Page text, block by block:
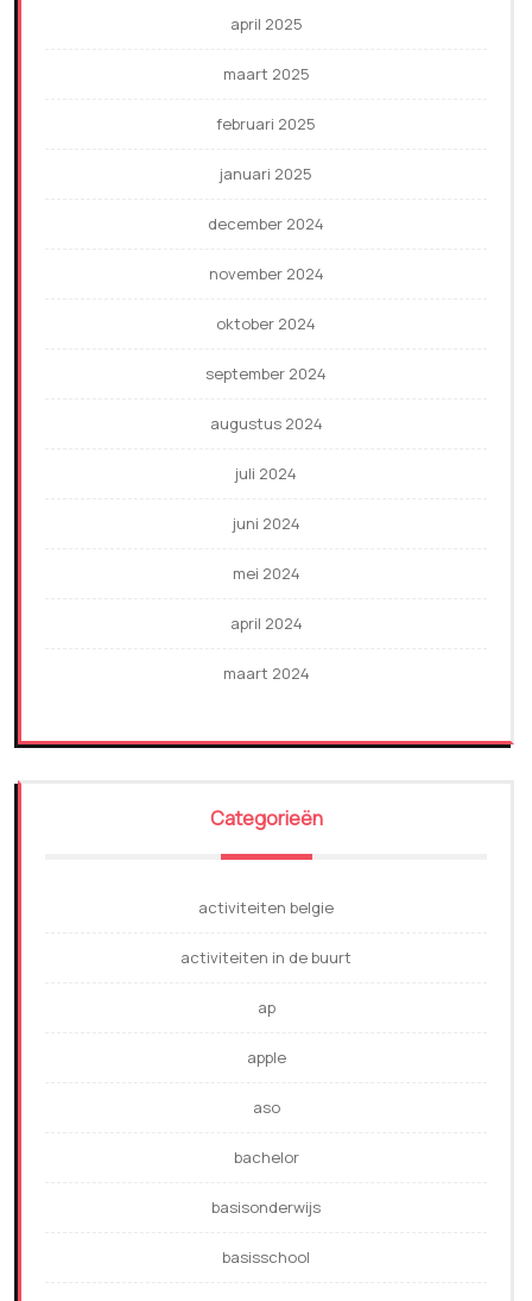
april 2025
maart 2025
februari 2025
januari 2025
december 2024
november 2024
oktober 2024
september 2024
augustus 2024
juli 2024
juni 2024
mei 2024
april 2024
maart 2024
Categorieën
activiteiten belgie
activiteiten in de buurt
ap
apple
aso
bachelor
basisonderwijs
basisschool